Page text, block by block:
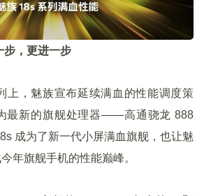
步，更进一步
上，魅族宣布延续满血的性能调度策
最新的旗舰处理器——高通骁龙 888
成为了新一代小屏满血旗舰，也让魅
年旗舰手机的性能巅峰。